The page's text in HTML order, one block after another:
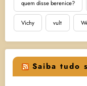
quem disse berenice?
Vichy vult
Saiba tudo